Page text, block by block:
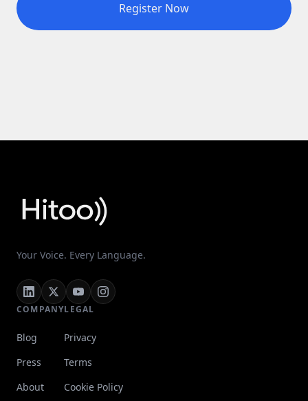
Register Now
Your Voice. Every Language.
COMPANY
Blog
Press
About
LEGAL
Privacy
Terms
Cookie Policy